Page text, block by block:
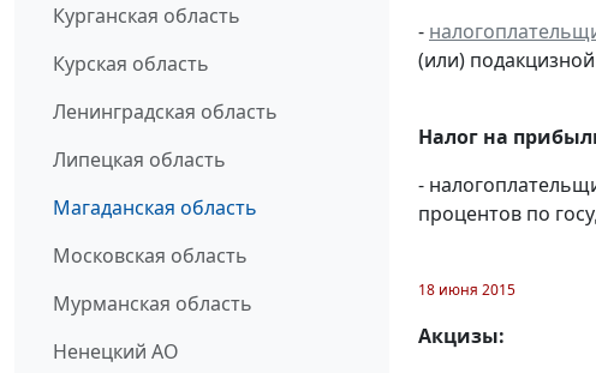
Курганская область
Курская область
Ленинградская область
Липецкая область
Магаданская область
Московская область
Мурманская область
Ненецкий АО
-
(или)
Налог на
-
процентов по
18 июня 2015
Акцизы: